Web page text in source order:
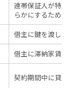
連帯保証人が特定
らかにするため
借主に鍵を渡した
借主に滞納家賃の
契約期間中に貸主